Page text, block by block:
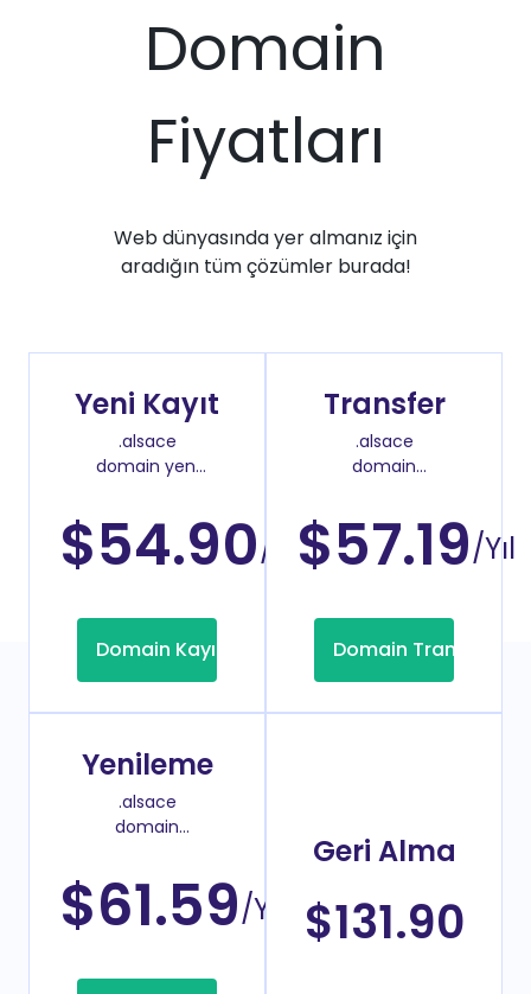
Domain
Fiyatları
Web dünyasında yer almanız için
aradığın tüm çözümler burada!
Yeni Kayıt
.alsace
domain yeni
$54.90/Yıl
Domain Kayıt
Transfer
.alsace
domain
$57.19/Yıl
Domain Transfer
Yenileme
.alsace
domain
$61.59/Yıl
Geri Alma
$131.90